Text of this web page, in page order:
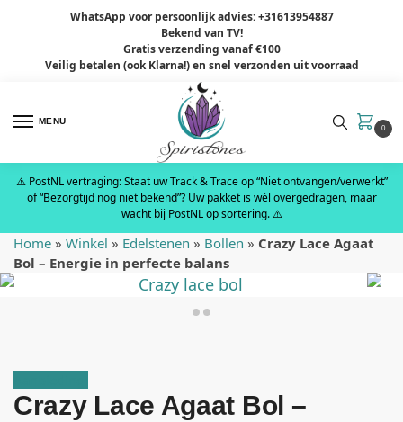
WhatsApp voor persoonlijk advies: +31613954887
Bekend van TV!
Gratis verzending vanaf €100
Veilig betalen (ook Klarna!) en snel verzonden uit voorraad
MENU
0
⚠️ PostNL vertraging: Staat uw Track & Trace op “Niet ontvangen/verwerkt”
of “Bezorgtijd nog niet bekend”? Uw pakket is wél overgedragen, maar
wacht bij PostNL op sortering. ⚠️
Home » Winkel » Edelstenen » Bollen » Crazy Lace Agaat
Bol – Energie in perfecte balans
Crazy Lace Agaat Bol –